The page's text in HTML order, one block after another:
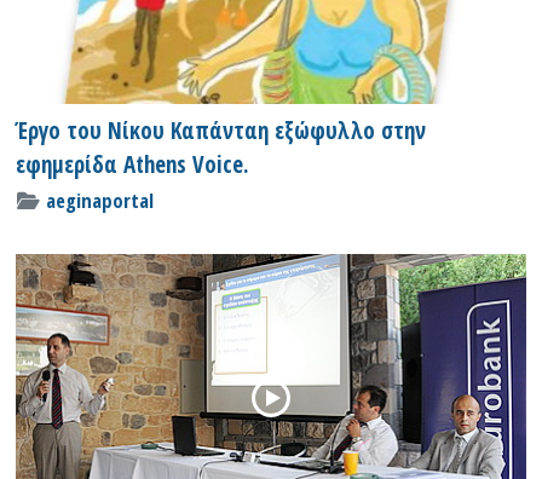
Έργο του Νίκου Καπάνταη εξώφυλλο στην
εφημερίδα Athens Voice.
aeginaportal